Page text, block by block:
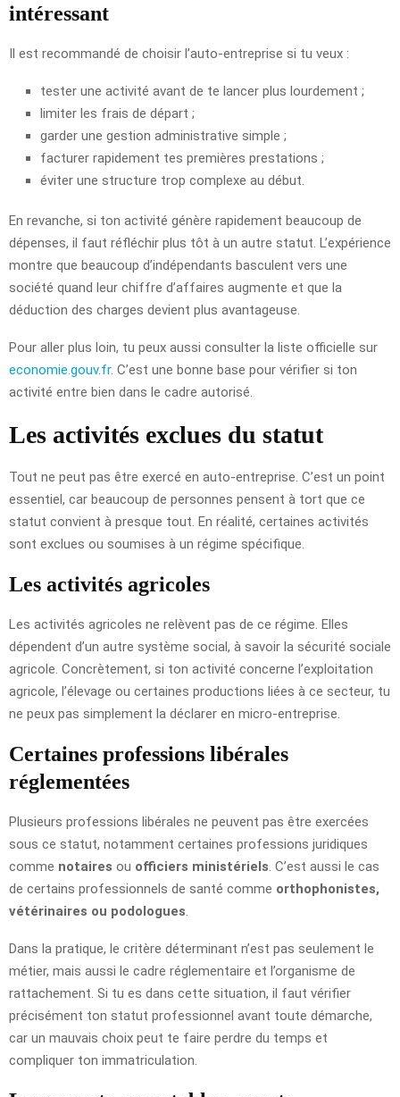
intéressant
Il est recommandé de choisir l’auto-entreprise si tu veux :
tester une activité avant de te lancer plus lourdement ;
limiter les frais de départ ;
garder une gestion administrative simple ;
facturer rapidement tes premières prestations ;
éviter une structure trop complexe au début.
En revanche, si ton activité génère rapidement beaucoup de
dépenses, il faut réfléchir plus tôt à un autre statut. L’expérience
montre que beaucoup d’indépendants basculent vers une
société quand leur chiffre d’affaires augmente et que la
déduction des charges devient plus avantageuse.
Pour aller plus loin, tu peux aussi consulter la liste officielle sur
economie.gouv.fr. C’est une bonne base pour vérifier si ton
activité entre bien dans le cadre autorisé.
Les activités exclues du statut
Tout ne peut pas être exercé en auto-entreprise. C’est un point
essentiel, car beaucoup de personnes pensent à tort que ce
statut convient à presque tout. En réalité, certaines activités
sont exclues ou soumises à un régime spécifique.
Les activités agricoles
Les activités agricoles ne relèvent pas de ce régime. Elles
dépendent d’un autre système social, à savoir la sécurité sociale
agricole. Concrètement, si ton activité concerne l’exploitation
agricole, l’élevage ou certaines productions liées à ce secteur, tu
ne peux pas simplement la déclarer en micro-entreprise.
Certaines professions libérales
réglementées
Plusieurs professions libérales ne peuvent pas être exercées
sous ce statut, notamment certaines professions juridiques
comme notaires ou officiers ministériels . C’est aussi le cas
de certains professionnels de santé comme orthophonistes,
vétérinaires ou podologues
Dans la pratique, le critère déterminant n’est pas seulement le
métier, mais aussi le cadre réglementaire et l’organisme de
rattachement. Si tu es dans cette situation, il faut vérifier
précisément ton statut professionnel avant toute démarche,
car un mauvais choix peut te faire perdre du temps et
compliquer ton immatriculation.